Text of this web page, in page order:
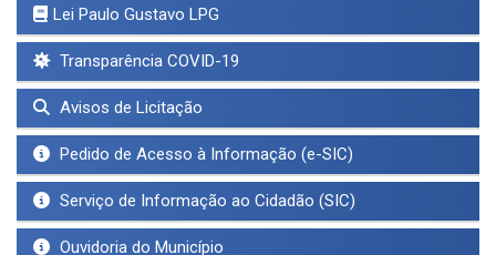
Lei Paulo Gustavo LPG
Transparência COVID-19
Avisos de Licitação
Pedido de Acesso à Informação (e-SIC)
Serviço de Informação ao Cidadão (SIC)
Ouvidoria do Município